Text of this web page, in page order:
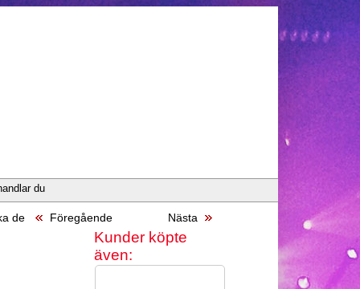
du
de Föregående Nästa
Kunder köpte
även: